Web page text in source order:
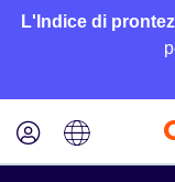
L'Indice di